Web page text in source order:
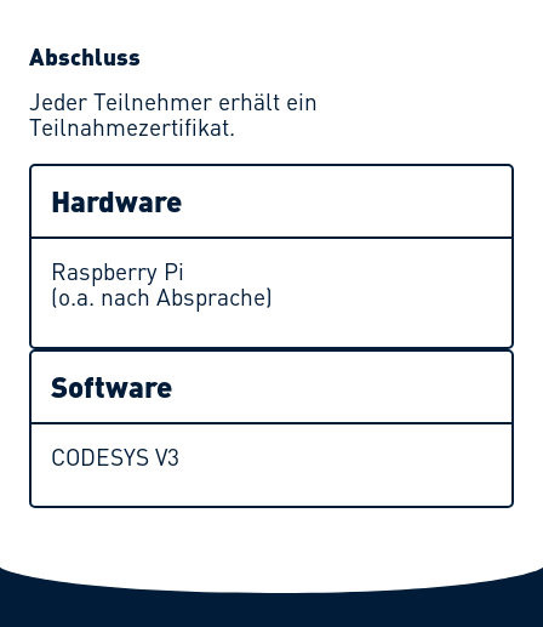
Abschluss
Jeder Teilnehmer erhält ein
Teilnahmezertifikat.
Hardware
Raspberry Pi
(o.a. nach Absprache)
Software
CODESYS V3